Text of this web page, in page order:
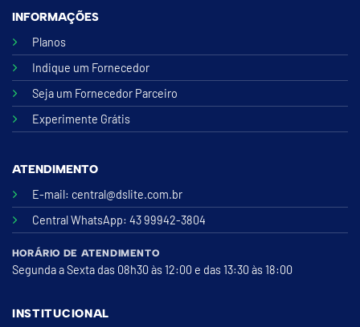
INFORMAÇÕES
Planos
Indique um Fornecedor
Seja um Fornecedor Parceiro
Experimente Grátis
ATENDIMENTO
E-mail: central@dslite.com.br
Central WhatsApp: 43 99942-3804
HORÁRIO DE ATENDIMENTO
Segunda a Sexta das 08h30 às 12:00 e das 13:30 às 18:00
INSTITUCIONAL